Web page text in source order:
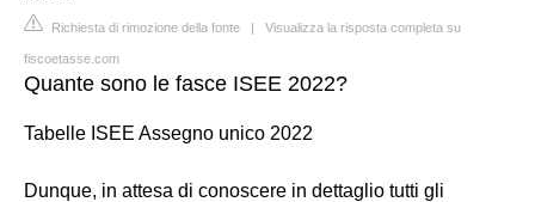
Richiesta di rimozione della fonte | Visualizza la risposta completa su
fiscoetasse.com
Quante sono le fasce ISEE 2022?
Tabelle ISEE Assegno unico 2022
Dunque, in attesa di conoscere in dettaglio tutti gli